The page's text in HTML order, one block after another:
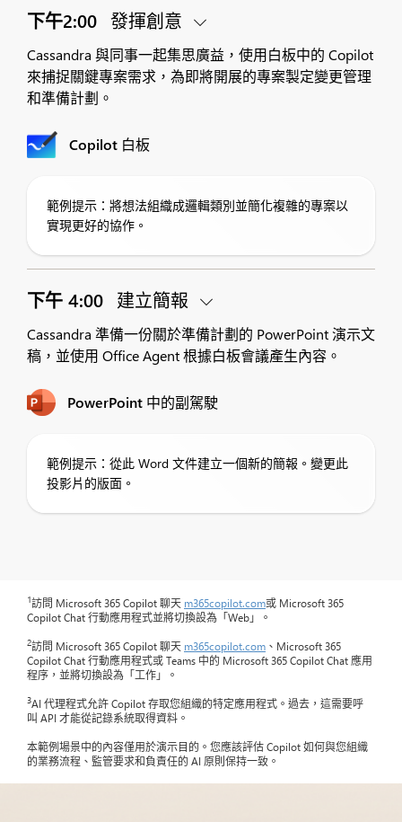
下午2:00 發揮創意
Cassandra 與同事一起集思廣益，使用白板中的 Copilot
來捕捉關鍵專案需求，為即將開展的專案製定變更管理
和準備計劃。
Copilot 白板
範例提示：將想法組織成邏輯類別並簡化複雜的專案以
實現更好的協作。
下午 4:00 建立簡報
Cassandra 準備一份關於準備計劃的 PowerPoint 演示文
稿，並使用 Office Agent 根據白板會議產生內容。
PowerPoint 中的副駕駛
範例提示：從此 Word 文件建立一個新的簡報。變更此
投影片的版面。
1訪問 Microsoft 365 Copilot 聊天 m365copilot.com或 Microsoft 365
Copilot Chat 行動應用程式並將切換設為「Web」。
2訪問 Microsoft 365 Copilot 聊天 m365copilot.com 、Microsoft 365
Copilot Chat 行動應用程式或 Teams 中的 Microsoft 365 Copilot Chat 應用
程序，並將切換設為「工作」。
3AI 代理程式允許 Copilot 存取您組織的特定應用程式。過去，這需要呼
叫 API 才能從記錄系統取得資料。
本範例場景中的內容僅用於演示目的。您應該評估 Copilot 如何與您組織
的業務流程、監管要求和負責任的 AI 原則保持一致。